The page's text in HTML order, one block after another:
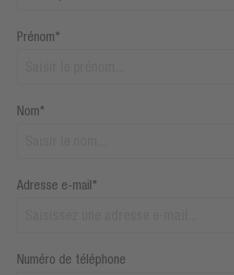
Prénom*
Nom*
Adresse e-mail*
Numéro de téléphone